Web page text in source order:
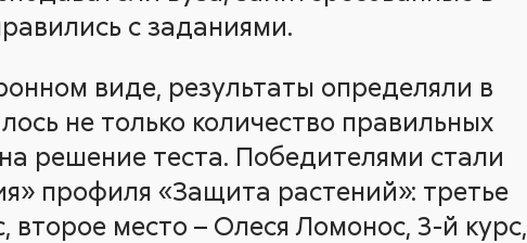
с заданиями.
виде, результаты определяли в
не только количество правильных
решение теста. Победителями стали
профиля «Защита растений»: третье
второе место – Олеся Ломонос, 3-й курс,